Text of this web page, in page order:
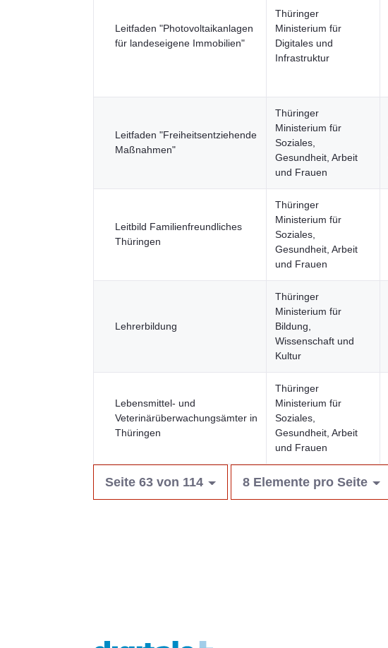
Leitfaden "Photovoltaikanlagen
für landeseigene Immobilien"
Thüringer
Ministerium für
Digitales und
Infrastruktur
Leitfaden "Freiheitsentziehende
Maßnahmen"
Thüringer
Ministerium für
Soziales,
Gesundheit, Arbeit
und Frauen
Leitbild Familienfreundliches
Thüringen
Thüringer
Ministerium für
Soziales,
Gesundheit, Arbeit
und Frauen
Lehrerbildung
Thüringer
Ministerium für
Bildung,
Wissenschaft und
Kultur
Lebensmittel- und
Veterinärüberwachungsämter in
Thüringen
Thüringer
Ministerium für
Soziales,
Gesundheit, Arbeit
und Frauen
Seite 63 von 114 8 Elemente pro Seite